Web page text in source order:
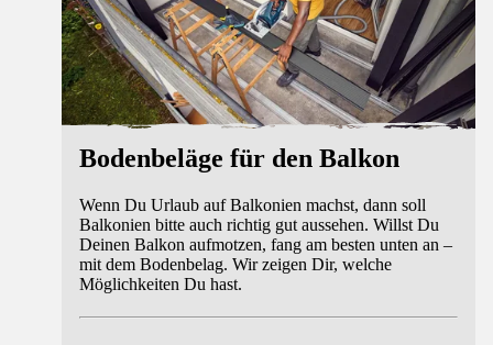
Bodenbeläge für den Balkon
Wenn Du Urlaub auf Balkonien machst, dann soll
Balkonien bitte auch richtig gut aussehen. Willst Du
Deinen Balkon aufmotzen, fang am besten unten an –
mit dem Bodenbelag. Wir zeigen Dir, welche
Möglichkeiten Du hast.